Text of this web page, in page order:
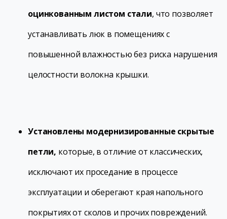
оцинкованным листом стали, что позволяет
устанавливать люк в помещениях с
повышенной влажностью без риска нарушения
целостности волокна крышки.
Установлены модернизированные скрытые
петли, которые, в отличие от классических,
исключают их проседание в процессе
эксплуатации и оберегают края напольного
покрытиях от сколов и прочих повреждений.